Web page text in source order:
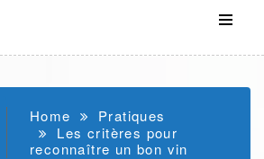
Home
Pratiques
Les critères pour
reconnaître un bon vin